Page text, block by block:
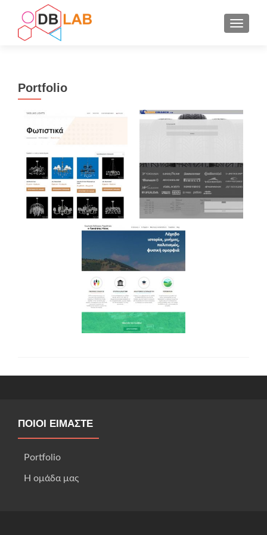
Portfolio
ΠΟΙΟΙ ΕΊΜΑΣΤΕ
Portfolio
Η ομάδα μας